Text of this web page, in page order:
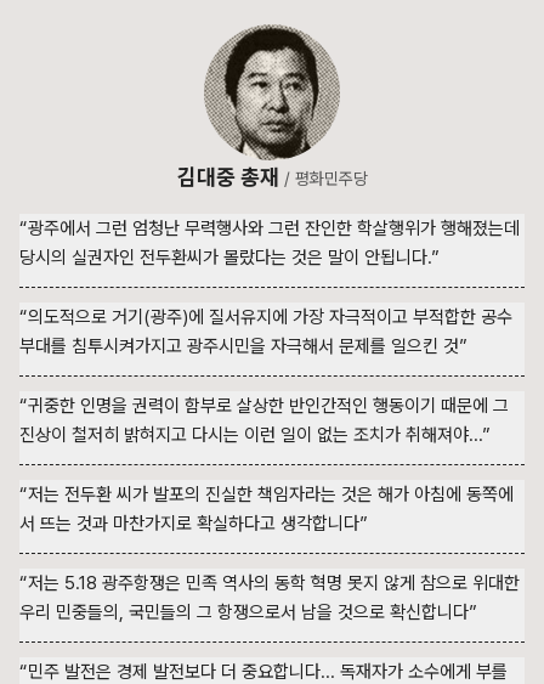
김대중 총재 / 평화민주당
“광주에서 그런 엄청난 무력행사와 그런 잔인한 학살행위가 행해졌는데
당시의 실권자인 전두환씨가 몰랐다는 것은 말이 안됩니다.”
“의도적으로 거기(광주)에 질서유지에 가장 자극적이고 부적합한 공수
부대를 침투시켜가지고 광주시민을 자극해서 문제를 일으킨 것”
“귀중한 인명을 권력이 함부로 살상한 반인간적인 행동이기 때문에 그
진상이 철저히 밝혀지고 다시는 이런 일이 없는 조치가 취해져야...”
“저는 전두환 씨가 발포의 진실한 책임자라는 것은 해가 아침에 동쪽에
서 뜨는 것과 마찬가지로 확실하다고 생각합니다”
“저는 5.18 광주항쟁은 민족 역사의 동학 혁명 못지 않게 참으로 위대한
우리 민중들의, 국민들의 그 항쟁으로서 남을 것으로 확신합니다”
“민주 발전은 경제 발전보다 더 중요합니다... 독재자가 소수에게 부를